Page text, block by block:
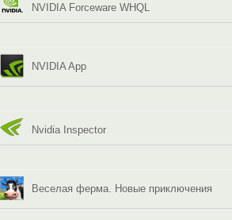
NVIDIA Forceware WHQL
NVIDIA App
Nvidia Inspector
Веселая ферма. Новые приключения